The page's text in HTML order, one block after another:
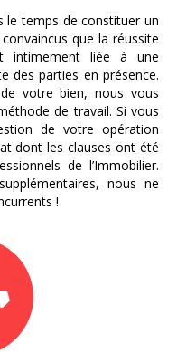
le temps de constituer un
que la réussite
intimement liée à une
des parties en présence.
votre bien, nous vous
de travail. Si vous
de votre opération
dont les clauses ont été
de l’Immobilier.
nous ne
!